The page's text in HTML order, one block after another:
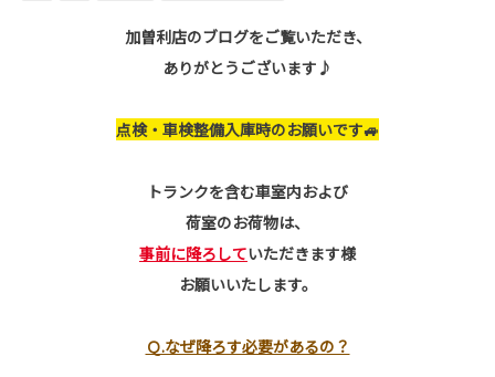
加曽利店のブログをご覧いただき、
ありがとうございます♪
点検・車検整備入庫時のお願いです🚙
トランクを含む車室内および
荷室のお荷物は、
事前に降ろしていただきます様
お願いいたします。
Ｑ.なぜ降ろす必要があるの？